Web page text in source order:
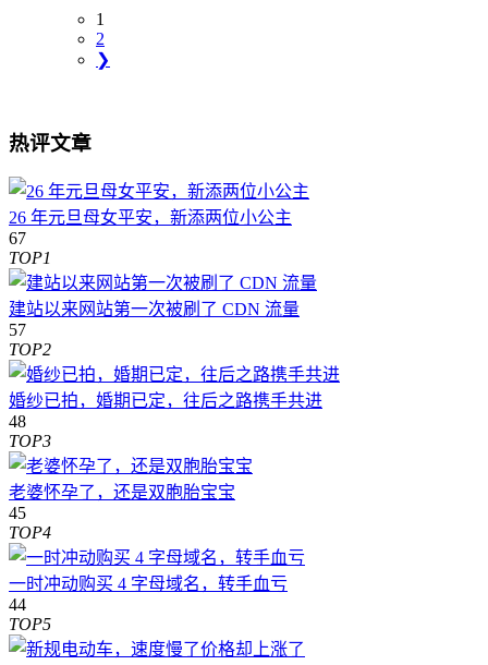
1
2
❯
热评文章
26 年元旦母女平安，新添两位小公主
67
TOP1
建站以来网站第一次被刷了 CDN 流量
57
TOP2
婚纱已拍，婚期已定，往后之路携手共进
48
TOP3
老婆怀孕了，还是双胞胎宝宝
45
TOP4
一时冲动购买 4 字母域名，转手血亏
44
TOP5